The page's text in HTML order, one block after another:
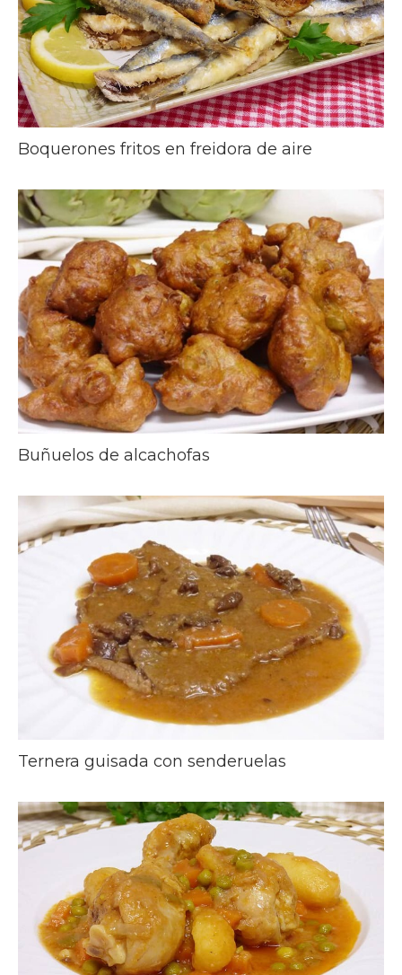
Boquerones fritos en freidora de aire
Buñuelos de alcachofas
Ternera guisada con senderuelas